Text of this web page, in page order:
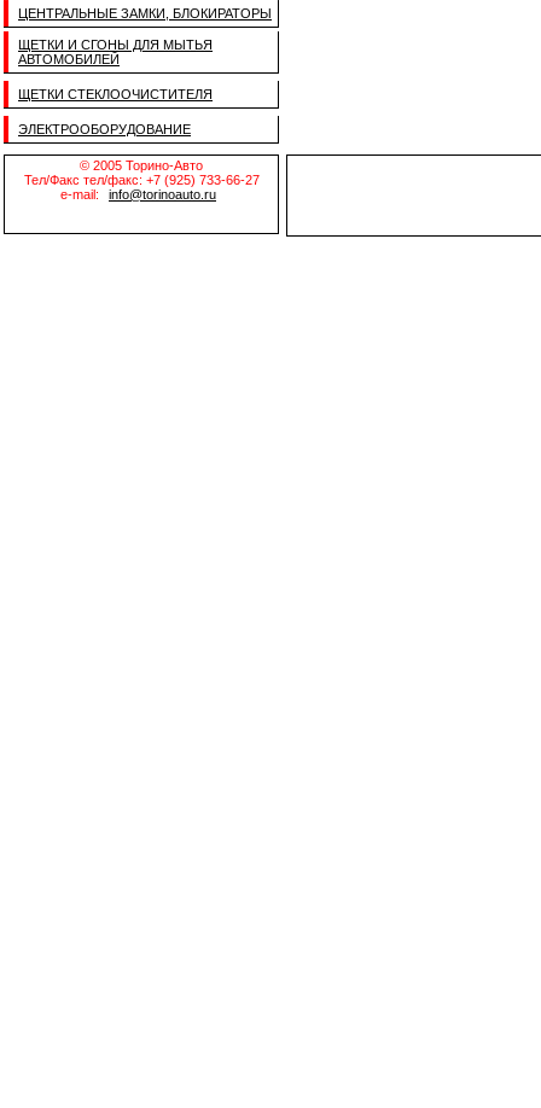
ЦЕНТРАЛЬНЫЕ ЗАМКИ, БЛОКИРАТОРЫ
ЩЕТКИ И СГОНЫ ДЛЯ МЫТЬЯ
АВТОМОБИЛЕЙ
ЩЕТКИ СТЕКЛООЧИСТИТЕЛЯ
ЭЛЕКТРООБОРУДОВАНИЕ
© 2005 Торино-Авто
Тел/Факс тел/факс: +7 (925) 733-66-27
e-mail:
info@torinoauto.ru